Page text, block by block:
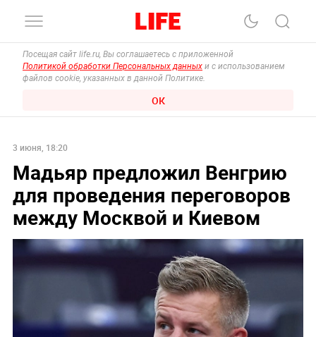
Посещая сайт life.ru, Вы соглашаетесь с приложенной
Политикой обработки Персональных данных и с использованием
файлов cookie, указанных в данной Политике.
ОК
3 июня, 18:20
Мадьяр предложил Венгрию
для проведения переговоров
между Москвой и Киевом